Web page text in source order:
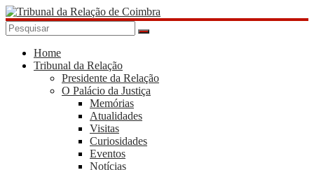
Skip
to
content
Tribunal
Relação
Home
Tribunal da Relação
Presidente da Relação
O Palácio da Justiça
Memórias
Atualidades
Visitas
Curiosidades
Eventos
Notícias